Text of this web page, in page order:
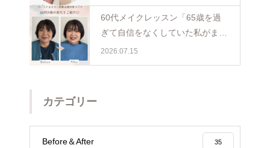
60代メイクレッスン「65歳を過
ぎて自信をなくしていた私がまた
少し前を向けました☺️埼玉・ふじ
み野
2026.07.15
カテゴリー
Before＆After 35